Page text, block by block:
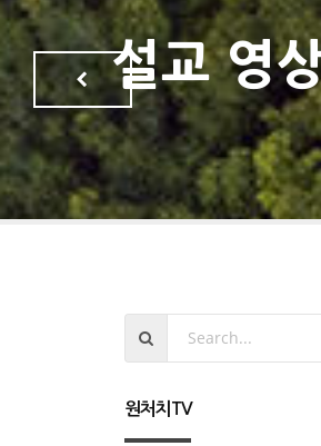
설교 영
원처치TV